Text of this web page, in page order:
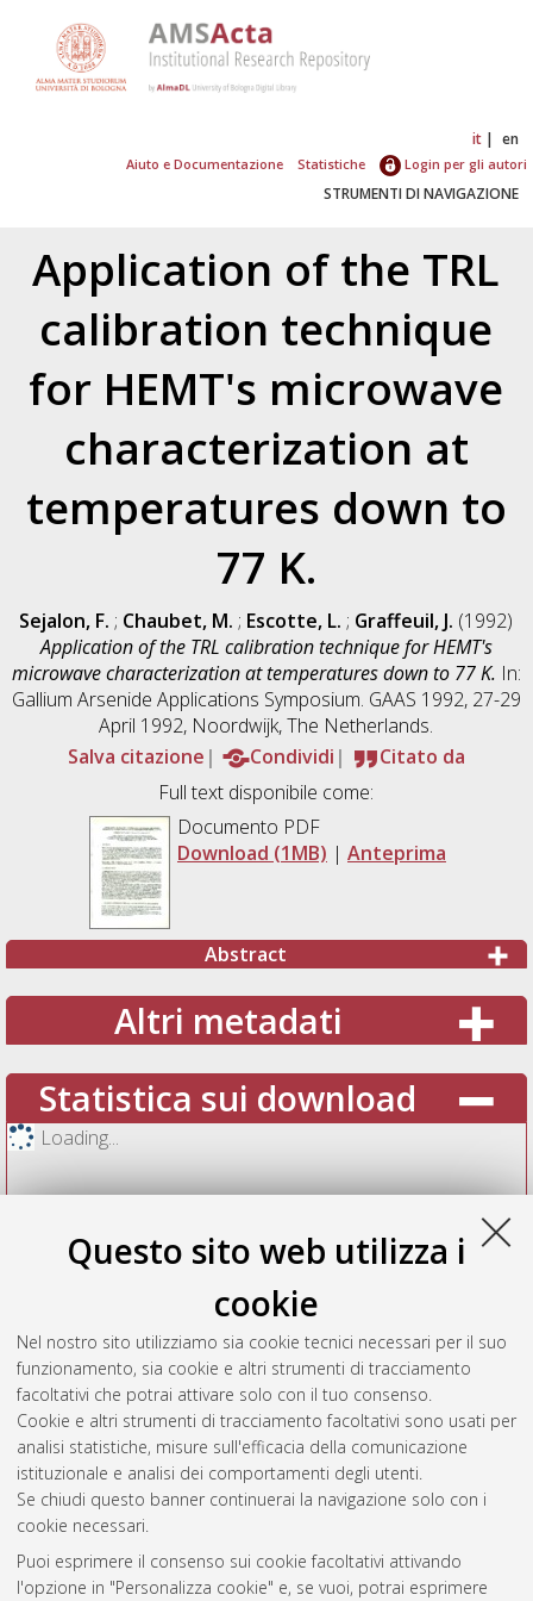
Questo sito web utilizza i
cookie
Nel nostro sito utilizziamo sia cookie tecnici necessari per il suo
funzionamento, sia cookie e altri strumenti di tracciamento
facoltativi che potrai attivare solo con il tuo consenso.
Cookie e altri strumenti di tracciamento facoltativi sono usati per
analisi statistiche, misure sull'efficacia della comunicazione
istituzionale e analisi dei comportamenti degli utenti.
Se chiudi questo banner continuerai la navigazione solo con i
cookie necessari.
Puoi esprimere il consenso sui cookie facoltativi attivando
l'opzione in "Personalizza cookie" e, se vuoi, potrai esprimere
it en
Aiuto e Documentazione Statistiche Login per gli autori
STRUMENTI DI NAVIGAZIONE
Application of the TRL
calibration technique
for HEMT's microwave
characterization at
temperatures down to
77 K.
Sejalon, F. ; Chaubet, M. ; Escotte, L. ; Graffeuil, J. (1992)
Application of the TRL calibration technique for HEMT's
microwave characterization at temperatures down to 77 K. In:
Gallium Arsenide Applications Symposium. GAAS 1992, 27-29
April 1992, Noordwijk, The Netherlands.
Salva citazione
Condividi
Citato da
Full text disponibile come:
Documento PDF
Download (1MB) | Anteprima
Abstract
Altri metadati
Statistica sui download
Loading...
Vedi altre statistiche
Gestione del documento:
AMS Acta